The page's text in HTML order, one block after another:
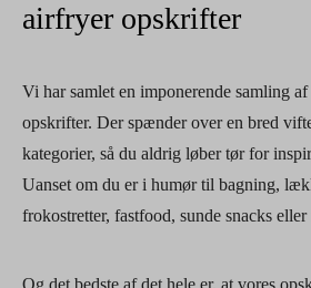
airfryer opskrifter
Vi har samlet en imponerende samling
opskrifter. Der spænder over en bred
kategorier, så du aldrig løber tør for
Uanset om du er i humør til bagning,
frokostretter, fastfood, sunde snacks